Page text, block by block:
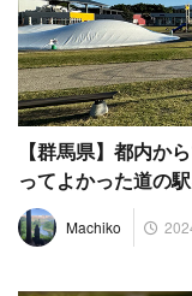
【群馬県】都内か
ってよかった道の
Machiko